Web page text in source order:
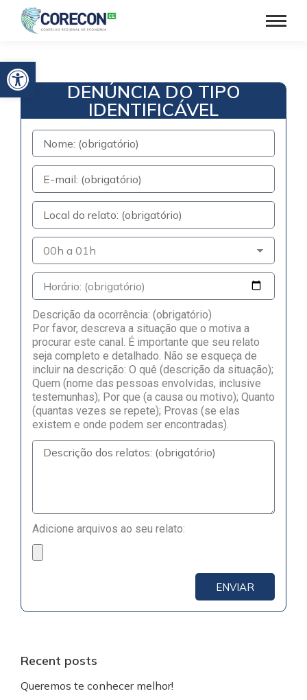
Barra de Ferramentas Aberta
DENÚNCIA DO TIPO
IDENTIFICÁVEL
Descrição da ocorrência: (obrigatório)
Por favor, descreva a situação que o motiva a
procurar este canal. É importante que seu relato
seja completo e detalhado. Não se esqueça de
incluir na descrição: O quê (descrição da situação);
Quem (nome das pessoas envolvidas, inclusive
testemunhas); Por que (a causa ou motivo); Quanto
(quantas vezes se repete); Provas (se elas
existem e onde podem ser encontradas).
Adicione arquivos ao seu relato:
ENVIAR
Recent posts
Queremos te conhecer melhor!